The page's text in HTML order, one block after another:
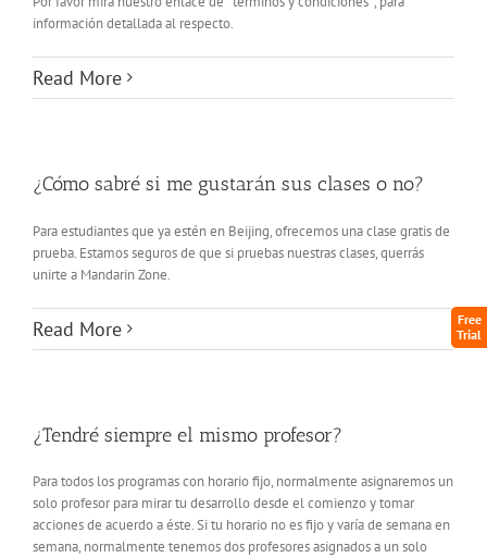
Free
Trial
información detallada al respecto.
Read More
¿Cómo sabré si me gustarán sus clases o no?
Para estudiantes que ya estén en Beijing, ofrecemos una clase gratis de
prueba. Estamos seguros de que si pruebas nuestras clases, querrás
unirte a Mandarin Zone.
Read More
¿Tendré siempre el mismo profesor?
Para todos los programas con horario fijo, normalmente asignaremos un
solo profesor para mirar tu desarrollo desde el comienzo y tomar
acciones de acuerdo a éste. Si tu horario no es fijo y varía de semana en
semana, normalmente tenemos dos profesores asignados a un solo